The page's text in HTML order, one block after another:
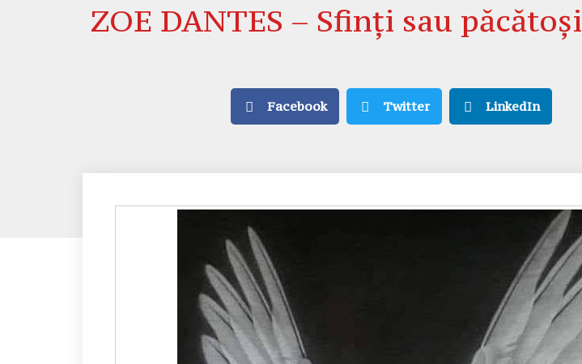
ZOE DANTES – Sfinți sau păcătoși
Facebook Twitter LinkedIn